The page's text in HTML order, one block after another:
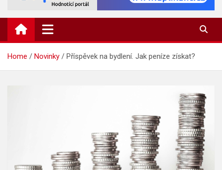
Home Novinky Příspěvek na bydlení. Jak peníze získat?